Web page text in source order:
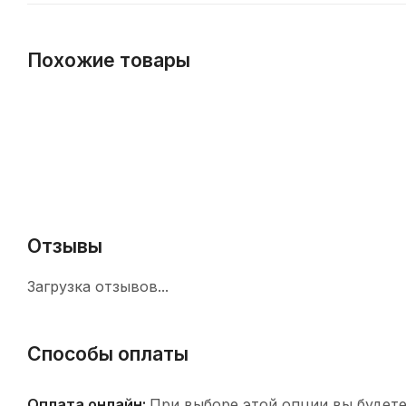
Похожие товары
Отзывы
Загрузка отзывов...
Способы оплаты